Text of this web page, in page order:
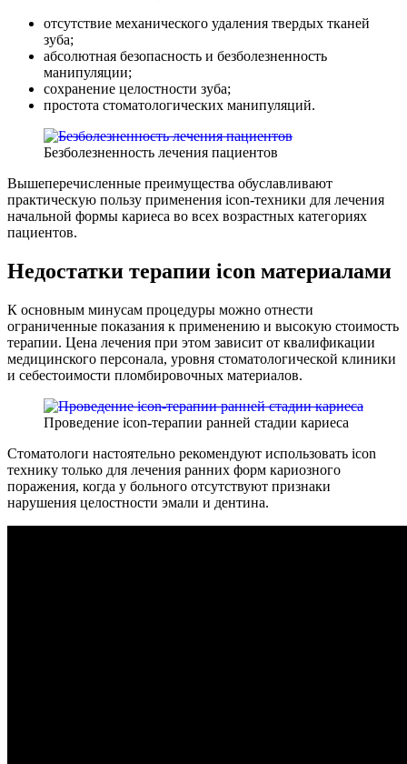
отсутствие механического удаления твердых тканей
зуба;
абсолютная безопасность и безболезненность
манипуляции;
сохранение целостности зуба;
простота стоматологических манипуляций.
Безболезненность лечения пациентов
Вышеперечисленные преимущества обуславливают
практическую пользу применения icon-техники для лечения
начальной формы кариеса во всех возрастных категориях
пациентов.
Недостатки терапии icon материалами
К основным минусам процедуры можно отнести
ограниченные показания к применению и высокую стоимость
терапии. Цена лечения при этом зависит от квалификации
медицинского персонала, уровня стоматологической клиники
и себестоимости пломбировочных материалов.
Проведение icon-терапии ранней стадии кариеса
Стоматологи настоятельно рекомендуют использовать icon
технику только для лечения ранних форм кариозного
поражения, когда у больного отсутствуют признаки
нарушения целостности эмали и дентина.